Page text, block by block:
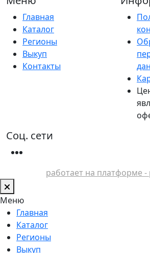
Главная
Каталог
Регионы
Выкуп
Контакты
Соц. сети
работает на платформе -
Меню
Главная
Каталог
Регионы
Выкуп